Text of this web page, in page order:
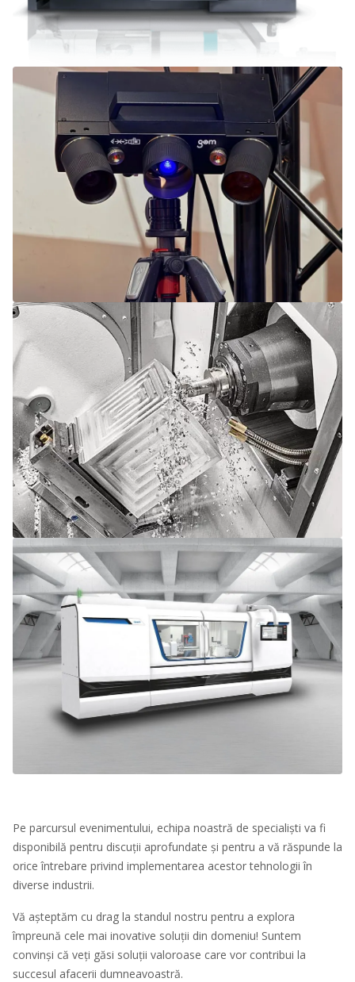
Pe parcursul evenimentului, echipa noastră de specialiști va fi
disponibilă pentru discuții aprofundate și pentru a vă răspunde la
orice întrebare privind implementarea acestor tehnologii în
diverse industrii.
Vă așteptăm cu drag la standul nostru pentru a explora
împreună cele mai inovative soluții din domeniu! Suntem
convinși că veți găsi soluții valoroase care vor contribui la
succesul afacerii dumneavoastră.